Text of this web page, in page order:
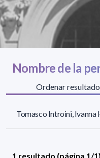
Nombre de la
Ordenar
Tomasco Introini, Ivanna
1 resultado (página 1/1)